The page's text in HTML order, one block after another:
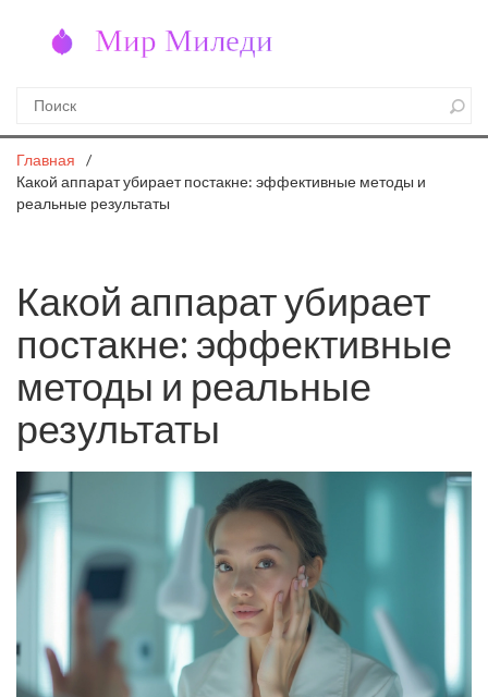
Главная
Какой аппарат убирает постакне: эффективные методы и
реальные результаты
Какой аппарат убирает
постакне: эффективные
методы и реальные
результаты